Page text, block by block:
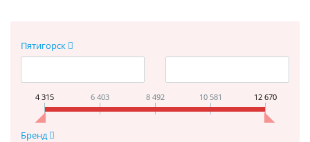
Пятигорск
4 315 6 403 8 492 10 581 12 670
Бренд